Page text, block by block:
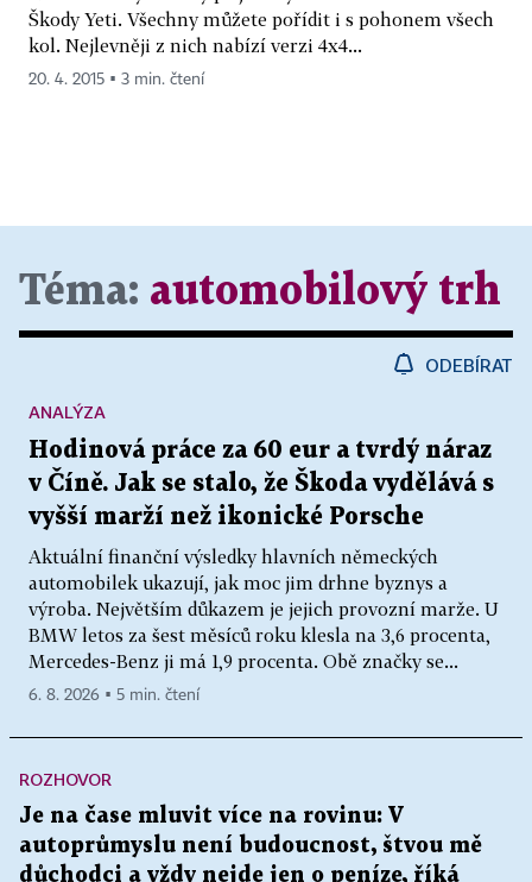
Škody Yeti. Všechny můžete pořídit i s pohonem všech
kol. Nejlevněji z nich nabízí verzi 4x4...
20. 4. 2015 ▪ 3 min. čtení
Téma: automobilový trh
ODEBÍRAT
Hodinová práce za 60 eur a tvrdý náraz
v Číně. Jak se stalo, že Škoda vydělává s
vyšší marží než ikonické Porsche
Aktuální finanční výsledky hlavních německých
automobilek ukazují, jak moc jim drhne byznys a
výroba. Největším důkazem je jejich provozní marže. U
BMW letos za šest měsíců roku klesla na 3,6 procenta,
Mercedes-Benz ji má 1,9 procenta. Obě značky se...
ANALÝZA
6. 8. 2026 ▪ 5 min. čtení
ROZHOVOR
Je na čase mluvit více na rovinu: V
autoprůmyslu není budoucnost, štvou mě
důchodci a vždy nejde jen o peníze, říká